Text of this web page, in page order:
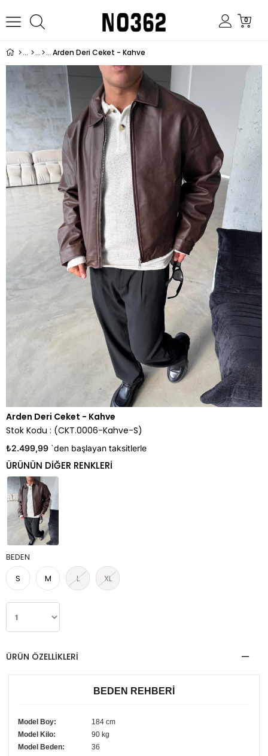
0
Arden Deri Ceket - Kahve
Arden Deri Ceket - Kahve
Stok Kodu
(CKT.0006-Kahve-S)
₺2.499,99 `den başlayan taksitlerle
BEDEN
S
M L XL
ÜRÜN ÖZELLIKLERI
BEDEN REHBERİ
Model Boy:
184 cm
Model Kilo:
90 kg
Model Beden:
36